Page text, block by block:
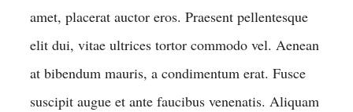
amet, placerat auctor eros. Praesent pellentesque
elit dui, vitae ultrices tortor commodo vel. Aenean
at bibendum mauris, a condimentum erat. Fusce
suscipit augue et ante faucibus venenatis. Aliquam